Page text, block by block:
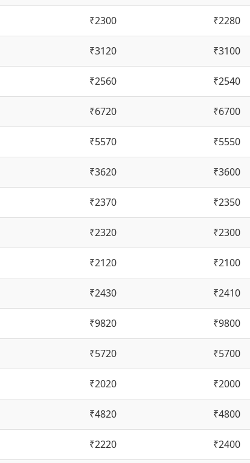
₹2300 ₹2280
₹3120 ₹3100
₹2560 ₹2540
₹6720 ₹6700
₹5570 ₹5550
₹3620 ₹3600
₹2370 ₹2350
₹2320 ₹2300
₹2120 ₹2100
₹2430 ₹2410
₹9820 ₹9800
₹5720 ₹5700
₹2020 ₹2000
₹4820 ₹4800
₹2220 ₹2400